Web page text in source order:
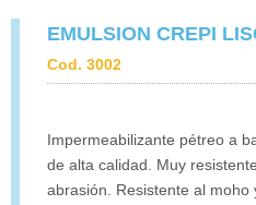
EMULSION CREPI
Cod. 3002
Impermeabilizante pétreo a
de alta calidad. Muy
abrasión. Resistente al moho